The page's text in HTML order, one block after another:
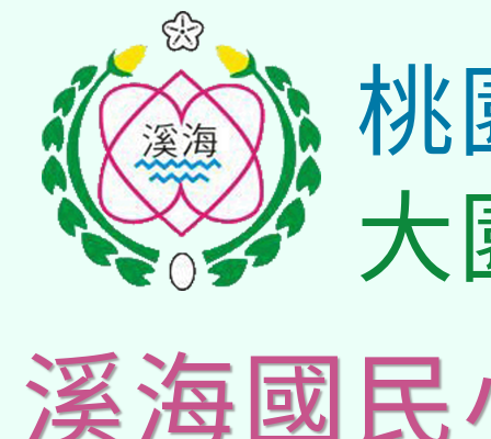
桃
大
溪海國民